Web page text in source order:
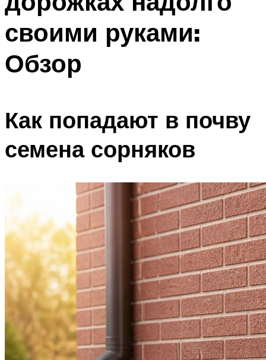
своими руками:
Обзор
Как попадают в почву
семена сорняков